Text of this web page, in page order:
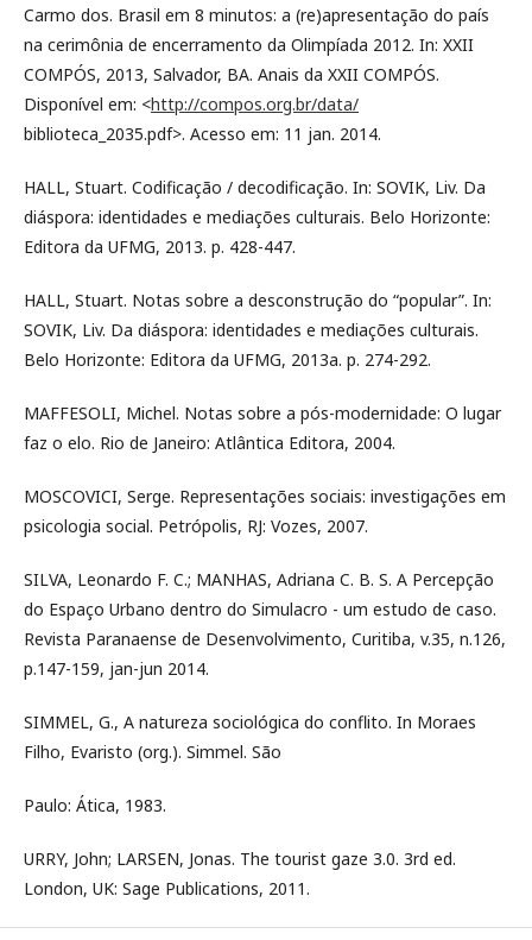
Carmo dos. Brasil em 8 minutos: a (re)apresentação do país
na cerimônia de encerramento da Olimpíada 2012. In: XXII
COMPÓS, 2013, Salvador, BA. Anais da XXII COMPÓS.
Disponível em: <http://compos.org.br/data/
biblioteca_2035.pdf>. Acesso em: 11 jan. 2014.
HALL, Stuart. Codificação / decodificação. In: SOVIK, Liv. Da
diáspora: identidades e mediações culturais. Belo Horizonte:
Editora da UFMG, 2013. p. 428-447.
HALL, Stuart. Notas sobre a desconstrução do “popular”. In:
SOVIK, Liv. Da diáspora: identidades e mediações culturais.
Belo Horizonte: Editora da UFMG, 2013a. p. 274-292.
MAFFESOLI, Michel. Notas sobre a pós-modernidade: O lugar
faz o elo. Rio de Janeiro: Atlântica Editora, 2004.
MOSCOVICI, Serge. Representações sociais: investigações em
psicologia social. Petrópolis, RJ: Vozes, 2007.
SILVA, Leonardo F. C.; MANHAS, Adriana C. B. S. A Percepção
do Espaço Urbano dentro do Simulacro - um estudo de caso.
Revista Paranaense de Desenvolvimento, Curitiba, v.35, n.126,
p.147-159, jan-jun 2014.
SIMMEL, G., A natureza sociológica do conflito. In Moraes
Filho, Evaristo (org.). Simmel. São
Paulo: Ática, 1983.
URRY, John; LARSEN, Jonas. The tourist gaze 3.0. 3rd ed.
London, UK: Sage Publications, 2011.